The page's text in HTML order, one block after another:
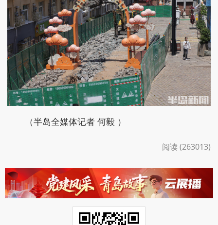
（半岛全媒体记者 何毅 ）
阅读 (263013)